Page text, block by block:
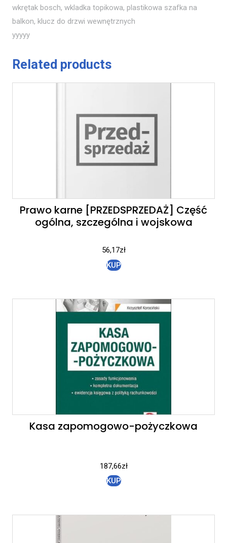
wkrętak bosch, wkladka topikowa, plastikowa szafka na
balkon, klucz do drzwi wewnętrznych
yyyyy
Related products
Prawo karne [PRZEDSPRZEDAŻ] Część
ogólna, szczególna i wojskowa
56,17zł
KUP
Kasa zapomogowo-pożyczkowa
187,66zł
KUP